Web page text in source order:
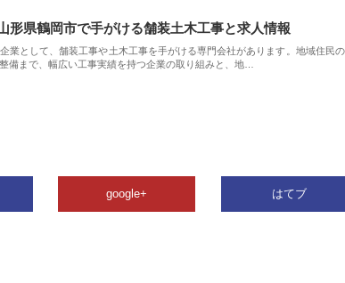
形県鶴岡市で手がける舗装土木工事と求人情報
業として、舗装工事や土木工事を手がける専門会社があります。地域住民
備まで、幅広い工事実績を持つ企業の取り組みと、地…
google+ はてブ